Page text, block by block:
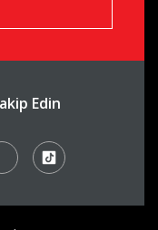
Edin